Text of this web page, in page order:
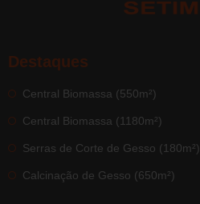
Destaques
Central Biomassa (550m²)
Central Biomassa (1180m²)
Serras de Corte de Gesso (180m²)
Calcinação de Gesso (650m²)